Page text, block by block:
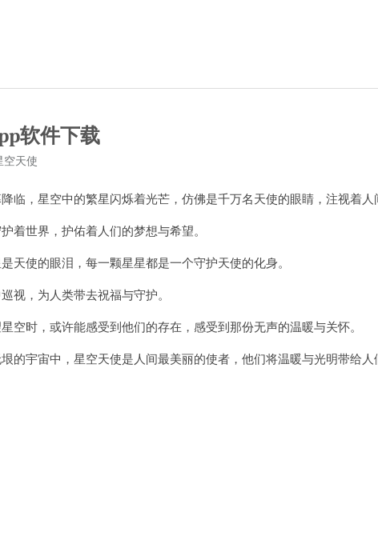
软件下载
空天使
，星空中的繁星闪烁着光芒，仿佛是千万名天使的眼睛，注视着人
世界，护佑着人们的梦想与希望。
使的眼泪，每一颗星星都是一个守护天使的化身。
，为人类带去祝福与守护。
时，或许能感受到他们的存在，感受到那份无声的温暖与关怀。
宇宙中，星空天使是人间最美丽的使者，他们将温暖与光明带给人